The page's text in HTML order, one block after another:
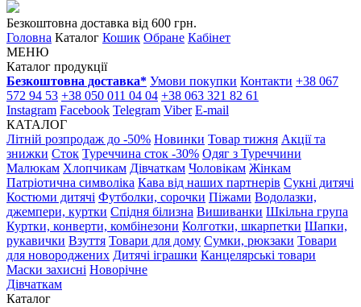
Безкоштовна доставка від 600 грн.
Головна Каталог Кошик Обране Кабінет
МЕНЮ
Каталог продукції
Безкоштовна доставка* Умови покупки Контакти +38 067
572 94 53 +38 050 011 04 04 +38 063 321 82 61
Instagram Facebook Telegram Viber E-mail
КАТАЛОГ
Літній розпродаж до -50% Новинки Товар тижня Акції та
знижки Сток Туреччина сток -30% Одяг з Туреччини
Малюкам Хлопчикам Дівчаткам Чоловікам Жінкам
Патріотична символіка Кава від наших партнерів Сукні дитячі
Костюми дитячі Футболки, сорочки Піжами Водолазки,
джемпери, куртки Спідня білизна Вишиванки Шкільна група
Куртки, конверти, комбінезони Колготки, шкарпетки Шапки,
рукавички Взуття Товари для дому Сумки, рюкзаки Товари
для новороджених Дитячі іграшки Канцелярські товари
Маски захисні Новорічне
Дівчаткам
Каталог